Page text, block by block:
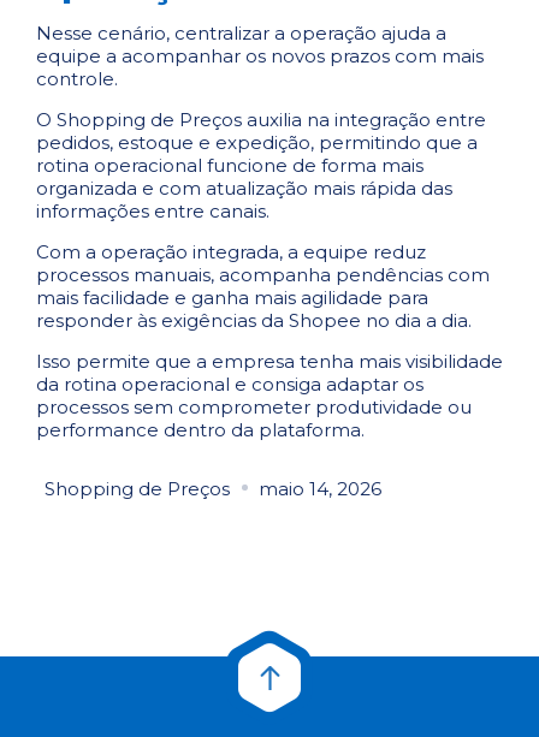
Nesse cenário, centralizar a operação ajuda a
equipe a acompanhar os novos prazos com mais
controle.
O Shopping de Preços auxilia na integração entre
pedidos, estoque e expedição, permitindo que a
rotina operacional funcione de forma mais
organizada e com atualização mais rápida das
informações entre canais.
Com a operação integrada, a equipe reduz
processos manuais, acompanha pendências com
mais facilidade e ganha mais agilidade para
responder às exigências da Shopee no dia a dia.
Isso permite que a empresa tenha mais visibilidade
da rotina operacional e consiga adaptar os
processos sem comprometer produtividade ou
performance dentro da plataforma.
Shopping de Preços maio 14, 2026